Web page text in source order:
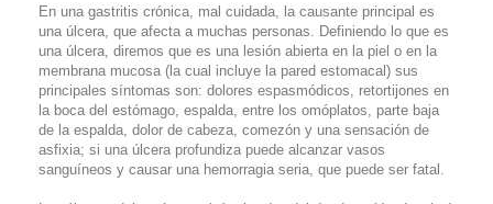
En una gastritis crónica, mal cuidada, la causante principal es
una úlcera, que afecta a muchas personas. Definiendo lo que es
una úlcera, diremos que es una lesión abierta en la piel o en la
membrana mucosa (la cual incluye la pared estomacal) sus
principales síntomas son: dolores espasmódicos, retortijones en
la boca del estómago, espalda, entre los omóplatos, parte baja
de la espalda, dolor de cabeza, comezón y una sensación de
asfixia; si una úlcera profundiza puede alcanzar vasos
sanguíneos y causar una hemorragia seria, que puede ser fatal.